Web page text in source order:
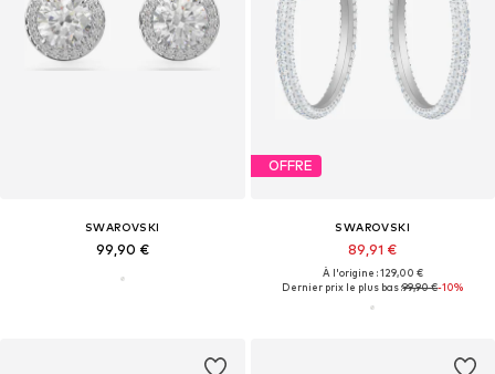
SWAROVSKI
99,90 €
OFFRE
SWAROVSKI
89,91 €
À l'origine : 129,00 €
Dernier prix le plus bas :99,90 €-10%